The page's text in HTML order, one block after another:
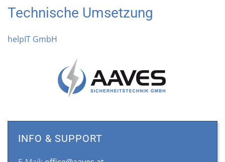
Technische Umsetzung
helpIT GmbH
INFO & SUPPORT